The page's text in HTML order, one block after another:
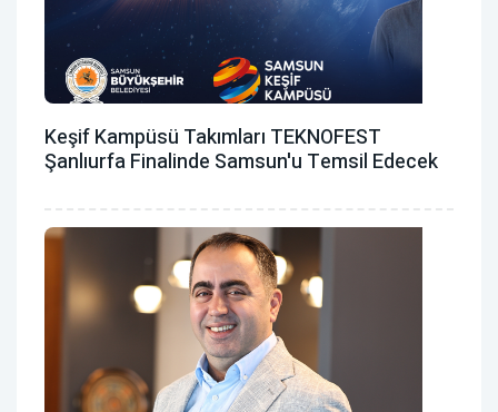
Keşif Kampüsü Takımları TEKNOFEST
Şanlıurfa Finalinde Samsun'u Temsil Edecek